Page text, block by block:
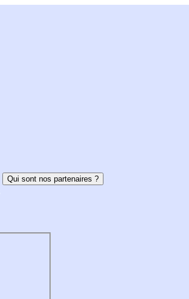
Qui sont nos partenaires ?